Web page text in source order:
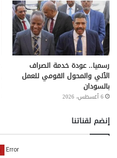
رسميا.. عودة خدمة الصراف
الٱلي والمحول القومي للعمل
بالسودان
6 أغسطس، 2026
إنضم لقناتنا